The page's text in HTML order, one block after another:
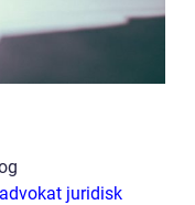
juridisk